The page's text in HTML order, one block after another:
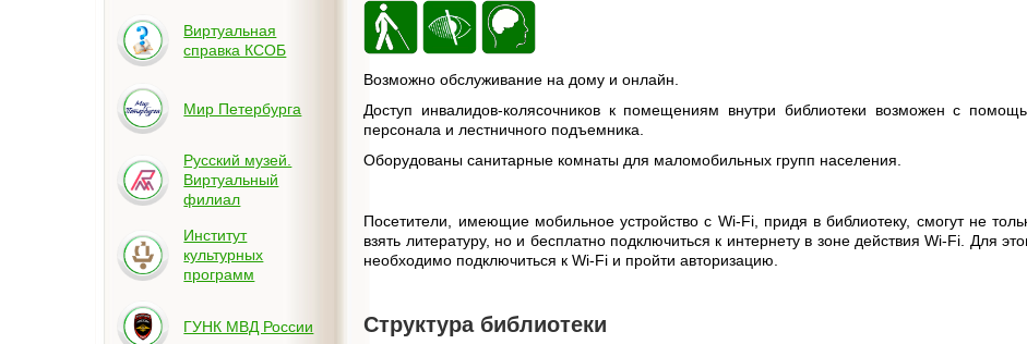
Виртуальная
справка КСОБ
Мир Петербурга
Русский музей.
Виртуальный
филиал
Институт
культурных
программ
ГУНК МВД России
Возможно обслуживание на дому и онлайн.
Доступ инвалидов-колясочников к помещениям внутри библиотеки возможен с
персонала и лестничного подъемника.
Оборудованы санитарные комнаты для маломобильных групп населения.
Посетители, имеющие мобильное устройство с Wi-Fi, придя в библиотеку, смогут не
взять литературу, но и бесплатно подключиться к интернету в зоне действия Wi-Fi. Для
необходимо подключиться к Wi-Fi и пройти авторизацию.
Структура библиотеки